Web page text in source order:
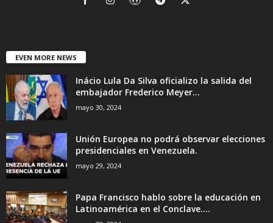
EVEN MORE NEWS
Inácio Lula Da Silva oficializo la salida del
embajador Frederico Meyer...
mayo 30, 2024
Unión Europea no podrá observar elecciones
presidenciales en Venezuela.
mayo 29, 2024
Papa Francisco hablo sobre la educación en
Latinoamérica en el Conclave....